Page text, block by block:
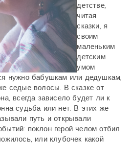
детстве,
читая
сказки, я
своим
маленьким
детским
умом
нужно бабушкам или дедушкам,
седые волосы. В сказке от
всегда зависело будет ли к
судьба или нет. В этих же
путь и открывали
поклон герой челом отбил
или клубочек какой